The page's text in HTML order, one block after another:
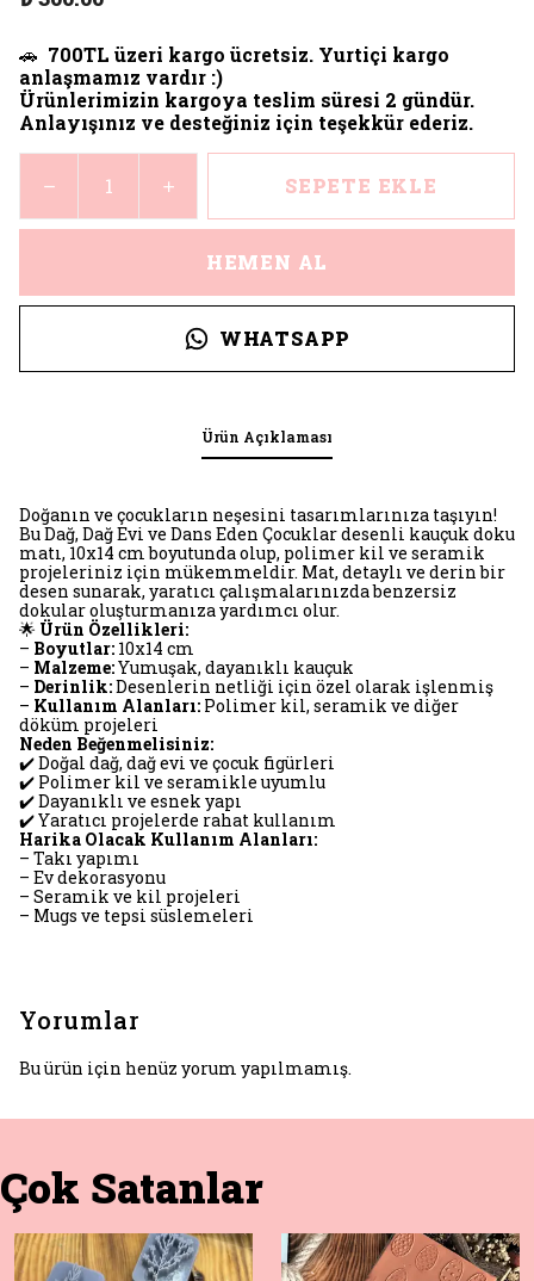
🚗 700TL üzeri kargo ücretsiz. Yurtiçi kargo
anlaşmamız vardır :)
Ürünlerimizin kargoya teslim süresi 2 gündür.
Anlayışınız ve desteğiniz için teşekkür ederiz.
SEPETE EKLE
HEMEN AL
WHATSAPP
Ürün Açıklaması
Doğanın ve çocukların neşesini tasarımlarınıza taşıyın!
Bu Dağ, Dağ Evi ve Dans Eden Çocuklar desenli kauçuk doku
matı, 10x14 cm boyutunda olup, polimer kil ve seramik
projeleriniz için mükemmeldir. Mat, detaylı ve derin bir
desen sunarak, yaratıcı çalışmalarınızda benzersiz
dokular oluşturmanıza yardımcı olur.
🌟 Ürün Özellikleri:
– Boyutlar: 10x14 cm
– Malzeme:Yumuşak, dayanıklı kauçuk
– Derinlik:Desenlerin netliği için özel olarak işlenmiş
– Kullanım Alanları: Polimer kil, seramik ve diğer
döküm projeleri
Neden Beğenmelisiniz:
✔️ Doğal dağ, dağ evi ve çocuk figürleri
✔️ Polimer kil ve seramikle uyumlu
✔️ Dayanıklı ve esnek yapı
✔️ Yaratıcı projelerde rahat kullanım
Harika Olacak Kullanım Alanları:
– Takı yapımı
– Ev dekorasyonu
– Seramik ve kil projeleri
– Mugs ve tepsi süslemeleri
Yorumlar
Bu ürün için henüz yorum yapılmamış.
Çok Satanlar